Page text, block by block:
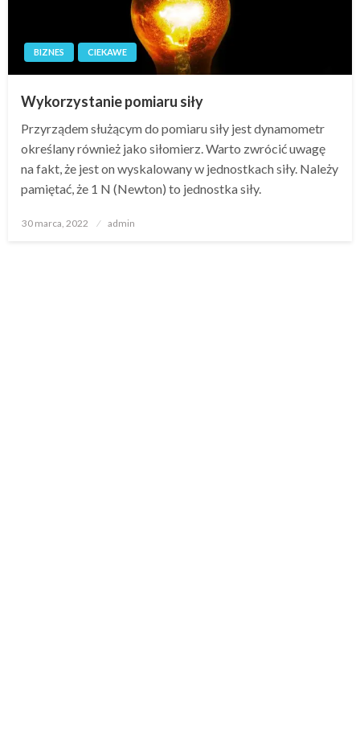
BIZNES CIEKAWE
Wykorzystanie pomiaru siły
Przyrządem służącym do pomiaru siły jest dynamometr
określany również jako siłomierz. Warto zwrócić uwagę
na fakt, że jest on wyskalowany w jednostkach siły. Należy
pamiętać, że 1 N (Newton) to jednostka siły.
Opublikowane
30 marca, 2022 admin